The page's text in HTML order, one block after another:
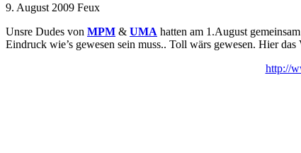
9. August 2009 Feux
Unsre Dudes von MPM & UMA hatten am 1.August
Eindruck wie’s gewesen sein muss.. Toll wärs gewesen. Hier das
http://